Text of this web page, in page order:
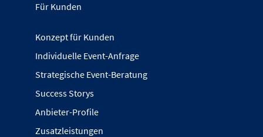
Für Kunden
Konzept für Kunden
Individuelle Event-Anfrage
Strategische Event-Beratung
Success Storys
Anbieter-Profile
Zusatzleistungen